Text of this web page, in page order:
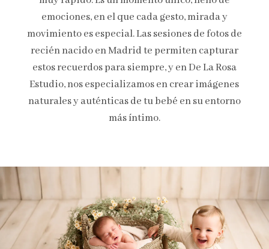
emociones, en el que cada gesto, mirada y
movimiento es especial. Las sesiones de fotos de
recién nacido en Madrid te permiten capturar
estos recuerdos para siempre, y en De La Rosa
Estudio, nos especializamos en crear imágenes
naturales y auténticas de tu bebé en su entorno
más íntimo.